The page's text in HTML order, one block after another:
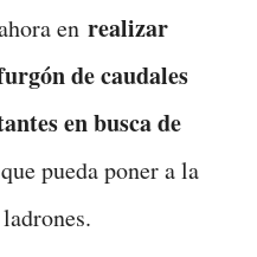
en realizar
de caudales
en busca de
que pueda poner a la